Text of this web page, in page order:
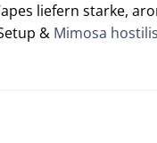
liefern starke,
& Mimosa